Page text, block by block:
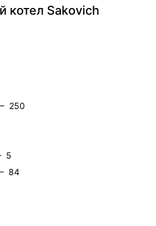
котел Sakovich
250
5
84